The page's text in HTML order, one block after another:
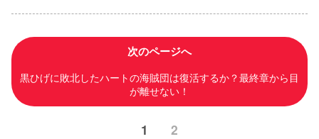
次のページへ
黒ひげに敗北したハートの海賊団は復活するか？最終章から目
が離せない！
1 2